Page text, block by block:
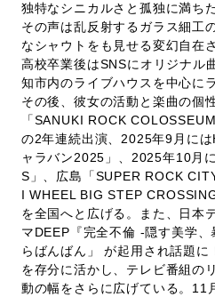
独特なシニカルさと孤独に満ち
その声は乱反射するガラス細工
なシャウトをも見せる変幻自在
高校卒業後はSNSにオリジナル
知市内のライブハウスを中心に
その後、彼女の活動と楽曲の個
「SANUKI ROCK
の2年連続出演、2025年9月に
ャラバン2025」、2025年10月
S」、広島「SUPER ROCK
I WHEEL BIG STEP
を全国へと広げる。また、日本
マDEEP『完全不倫 -隠す美学
らばんばん」 が起用され話題に
を存分に活かし、テレビ番組の
動の幅をさらに広げている。11